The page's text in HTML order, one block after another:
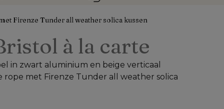
Firenze Tunder all weather solica kussen
à la carte
in zwart aluminium en beige verticaal
rope met Firenze Tunder all weather solica